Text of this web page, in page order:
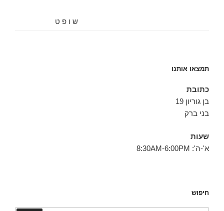
ש ו פ ט
תמצאו אותנו
כתובת
בן גוריון 19
בני ברק
שעות
א'-ה': 8:30AM-6:00PM
חיפוש